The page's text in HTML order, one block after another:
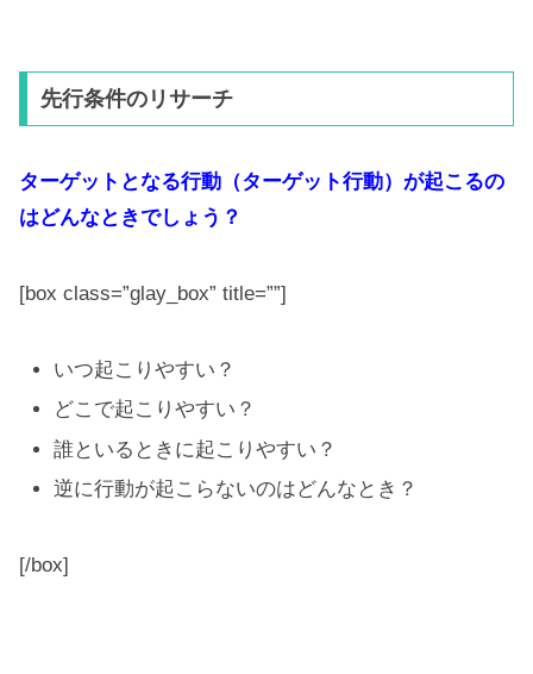
先行条件のリサーチ
ターゲットとなる行動（ターゲット行動）が起こるの
はどんなときでしょう？
[box class=”glay_box” title=””]
いつ起こりやすい？
どこで起こりやすい？
誰といるときに起こりやすい？
逆に行動が起こらないのはどんなとき？
[/box]